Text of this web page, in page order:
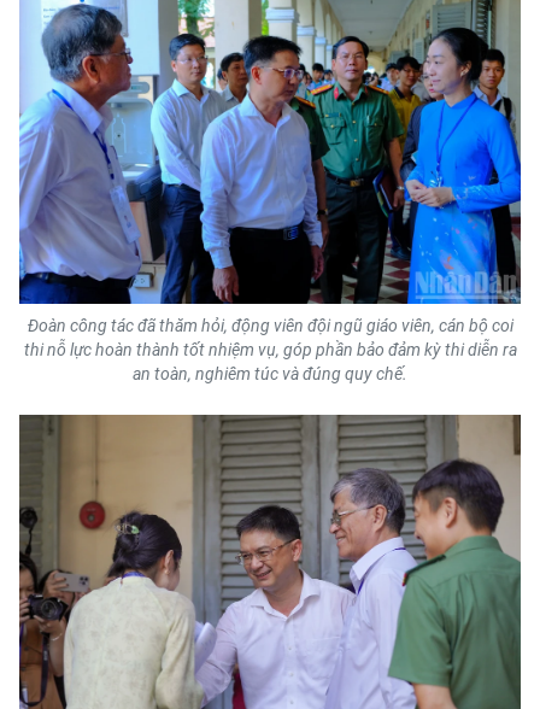
Media Kinh tế
Media Văn hóa
Media Xã hội
Media Pháp luật
Media Du lịch
Media Thế giới
Media Thể thao
Media Y tế
Media Khoa học - Công nghệ
Media Môi trường
Ảnh
Infographic
Đoàn công tác đã thăm hỏi, động viên đội ngũ giáo viên, cán bộ coi
thi nỗ lực hoàn thành tốt nhiệm vụ, góp phần bảo đảm kỳ thi diễn ra
an toàn, nghiêm túc và đúng quy chế.